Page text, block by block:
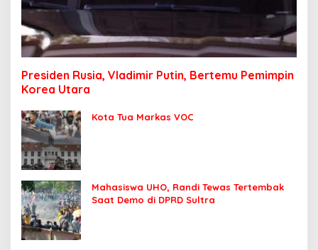
Presiden Rusia, Vladimir Putin, Bertemu Pemimpin
Korea Utara
Kota Tua Markas VOC
Mahasiswa UHO, Randi Tewas Tertembak
Saat Demo di DPRD Sultra